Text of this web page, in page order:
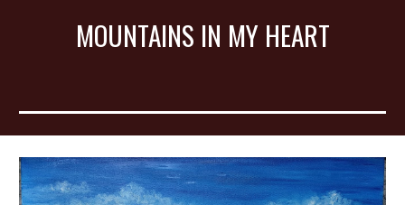
MOUNTAINS IN MY HEART